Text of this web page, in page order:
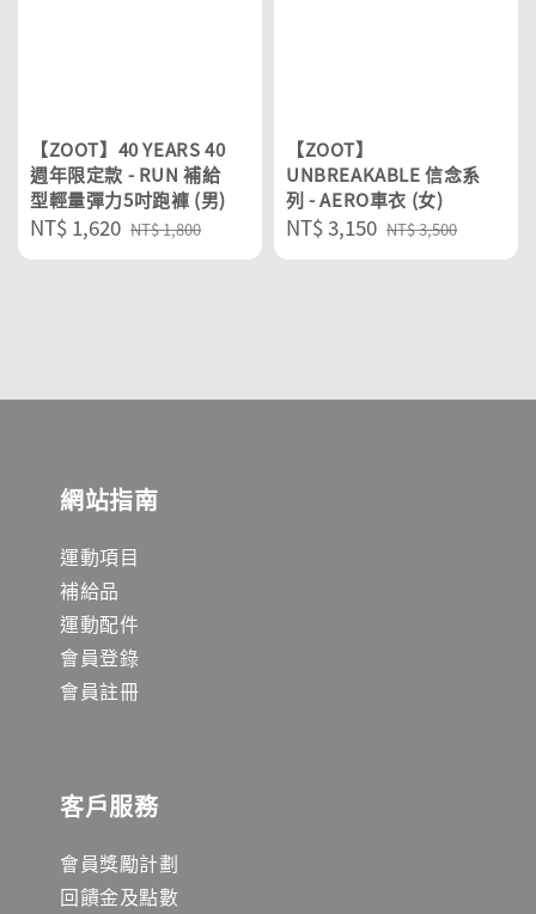
【ZOOT】40 YEARS 40
週年限定款 - RUN 補給
型輕量彈力5吋跑褲 (男)
Sale
price
NT$ 1,620 Regular
price
NT$ 1,800
【ZOOT】
UNBREAKABLE 信念系
列 - AERO車衣 (女)
Sale
price
NT$ 3,150 Regular
price
NT$ 3,500
網站指南
運動項目
補給品
運動配件
會員登錄
會員註冊
客戶服務
會員獎勵計劃
回饋金及點數